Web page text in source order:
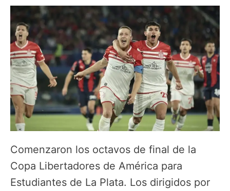
Comenzaron los octavos de final de la
Copa Libertadores de América para
Estudiantes de La Plata. Los dirigidos por